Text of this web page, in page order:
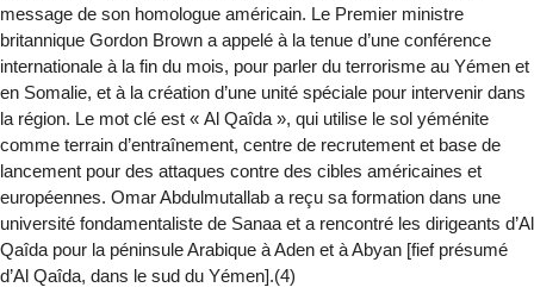
message de son homologue américain. Le Premier ministre
britannique Gordon Brown a appelé à la tenue d’une conférence
internationale à la fin du mois, pour parler du terrorisme au Yémen et
en Somalie, et à la création d’une unité spéciale pour intervenir dans
la région. Le mot clé est « Al Qaîda », qui utilise le sol yéménite
comme terrain d’entraînement, centre de recrutement et base de
lancement pour des attaques contre des cibles américaines et
européennes. Omar Abdulmutallab a reçu sa formation dans une
université fondamentaliste de Sanaa et a rencontré les dirigeants d’Al
Qaîda pour la péninsule Arabique à Aden et à Abyan [fief présumé
d’Al Qaîda, dans le sud du Yémen].(4)